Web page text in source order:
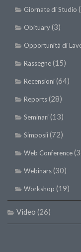
Giornate di Studio
Obituary(3)
Opportunità di
Rassegne(15)
Recensioni(64)
Reports(28)
Seminari(13)
Simposii(72)
Web Conference
Webinars(30)
Workshop (19)
Video (26)